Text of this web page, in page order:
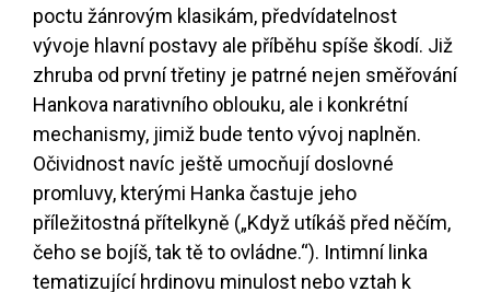
poctu žánrovým klasikám, předvídatelnost
vývoje hlavní postavy ale příběhu spíše škodí. Již
zhruba od první třetiny je patrné nejen směřování
Hankova narativního oblouku, ale i konkrétní
mechanismy, jimiž bude tento vývoj naplněn.
Očividnost navíc ještě umocňují doslovné
promluvy, kterými Hanka častuje jeho
příležitostná přítelkyně („Když utíkáš před něčím,
čeho se bojíš, tak tě to ovládne.“). Intimní linka
tematizující hrdinovu minulost nebo vztah k